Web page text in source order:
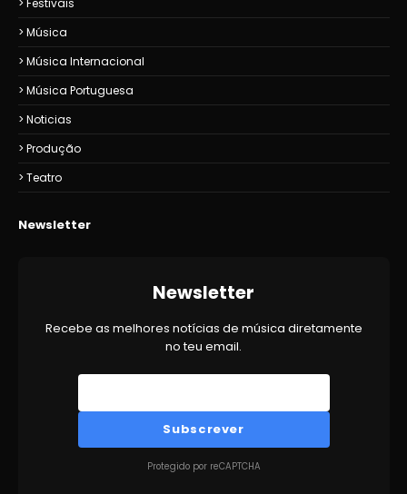
Festivais
Música
Música Internacional
Música Portuguesa
Noticias
Produção
Teatro
Newsletter
Newsletter
Recebe as melhores notícias de música diretamente
no teu email.
Subscrever
Protegido por reCAPTCHA